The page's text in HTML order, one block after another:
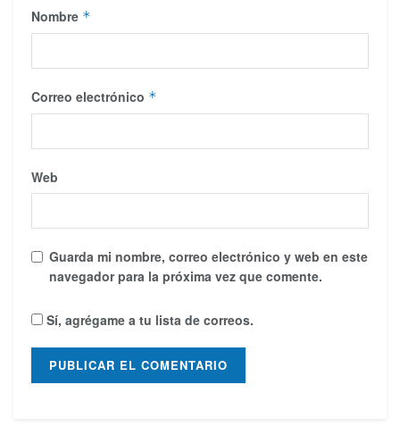
Nombre *
Correo electrónico *
Web
Guarda mi nombre, correo electrónico y web en este
navegador para la próxima vez que comente.
Sí, agrégame a tu lista de correos.